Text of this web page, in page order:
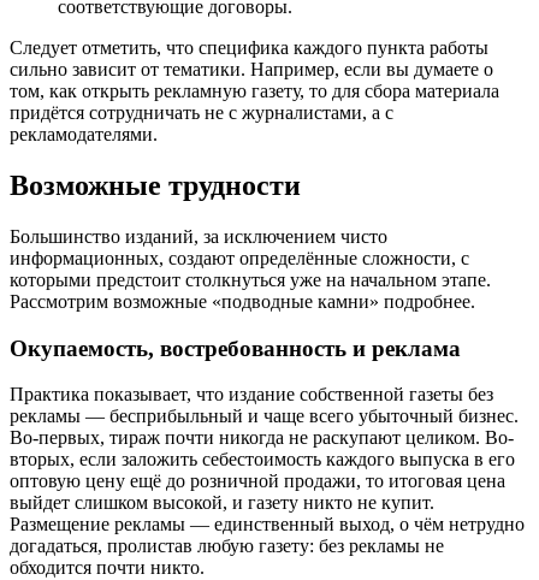
соответствующие договоры.
Следует отметить, что специфика каждого пункта работы
сильно зависит от тематики. Например, если вы думаете о
том, как открыть рекламную газету, то для сбора материала
придётся сотрудничать не с журналистами, а с
рекламодателями.
Возможные трудности
Большинство изданий, за исключением чисто
информационных, создают определённые сложности, с
которыми предстоит столкнуться уже на начальном этапе.
Рассмотрим возможные «подводные камни» подробнее.
Окупаемость, востребованность и реклама
Практика показывает, что издание собственной газеты без
рекламы — бесприбыльный и чаще всего убыточный бизнес.
Во-первых, тираж почти никогда не раскупают целиком. Во-
вторых, если заложить себестоимость каждого выпуска в его
оптовую цену ещё до розничной продажи, то итоговая цена
выйдет слишком высокой, и газету никто не купит.
Размещение рекламы — единственный выход, о чём нетрудно
догадаться, пролистав любую газету: без рекламы не
обходится почти никто.